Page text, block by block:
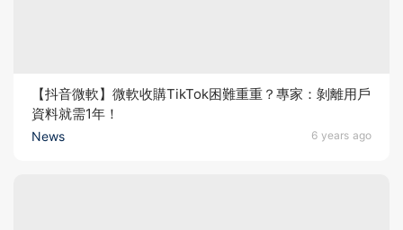
News 6 years ago
【抖音微軟】微軟收購TikTok困難重重？專家：剝離用戶
資料就需1年！